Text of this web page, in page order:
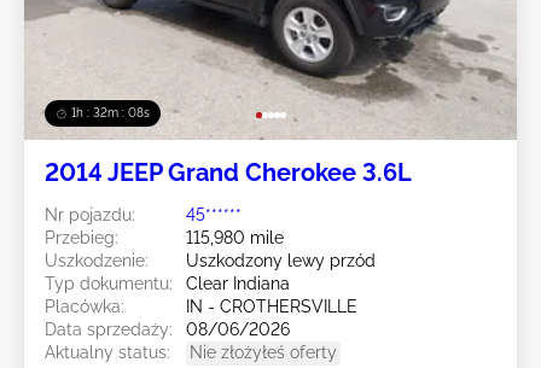
1h : 32m : 05s
2014 JEEP Grand Cherokee 3.6L
Nr pojazdu:
45******
Przebieg:
115,980 mile
Uszkodzenie:
Uszkodzony lewy przód
Typ dokumentu:
Clear Indiana
Placówka:
IN - CROTHERSVILLE
Data sprzedaży:
08/06/2026
Aktualny status:
Nie złożyłeś oferty